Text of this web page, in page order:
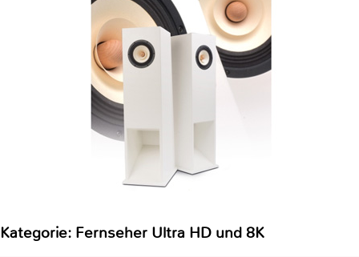
Kategorie: Fernseher Ultra HD und 8K